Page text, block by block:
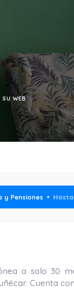
SU WEB
y Pensiones
a solo 30
Cuenta